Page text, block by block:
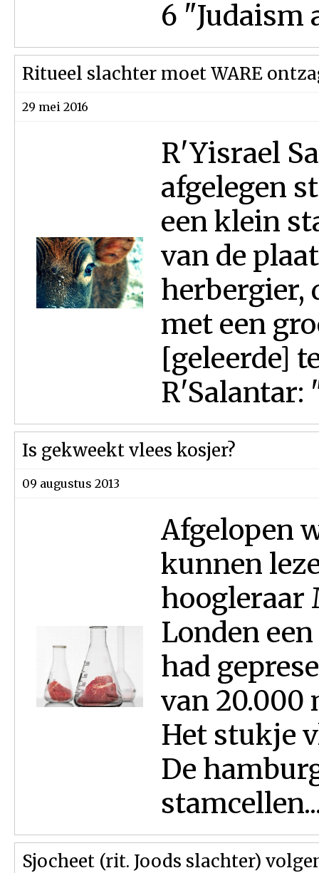
6 "Judaism
Ritueel slachter moet WARE
29 mei 2016
R'Yisrael
afgelegen
een klein
van de
herbergier,
met een
[geleerde]
R'Salantar:
Is gekweekt vlees kosjer?
09 augustus 2013
Afgelopen
kunnen
hoogleraar
Londen
had
van 20.000
Het stukje
De
Sjocheet (rit. Joods slachter)